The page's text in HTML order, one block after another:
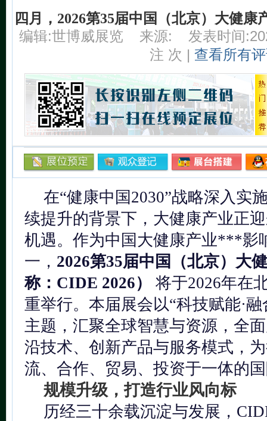
四月，2026第35届中国（北京）大健康
编辑:世博威展览
来源:
发表时间
注 次 | 查看所有
在“健康中国2030”战略深入实
续提升的背景下，大健康产业正
机遇。作为中国大健康产业***影
一， 2026第35届中国（北京）大
称：CIDE 2026）
将于2026年在
重举行。本届展会以“科技赋能·
主题，汇聚全球智慧与资源，全
沿技术、创新产品与服务模式，
流、合作、贸易、投资于一体的
规模升级，打造行业风向标
历经三十余载沉淀与发展，